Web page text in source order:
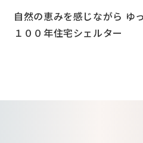
自然の恵みを感じながら ゆ
１００年住宅シェルター